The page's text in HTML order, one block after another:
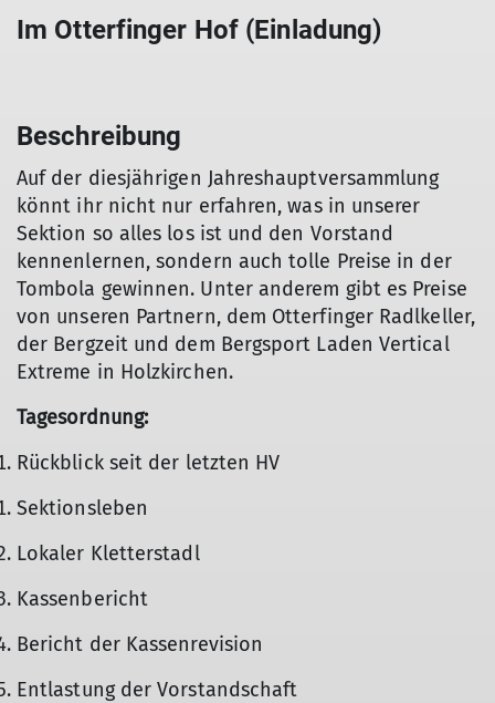
Im Otterfinger Hof (Einladung)
Beschreibung
Auf der diesjährigen Jahreshauptversammlung
könnt ihr nicht nur erfahren, was in unserer
Sektion so alles los ist und den Vorstand
kennenlernen, sondern auch tolle Preise in der
Tombola gewinnen. Unter anderem gibt es Preise
von unseren Partnern, dem Otterfinger Radlkeller,
der Bergzeit und dem Bergsport Laden Vertical
Extreme in Holzkirchen.
Tagesordnung:
Rückblick seit der letzten HV
Sektionsleben
Lokaler Kletterstadl
Kassenbericht
Bericht der Kassenrevision
Entlastung der Vorstandschaft